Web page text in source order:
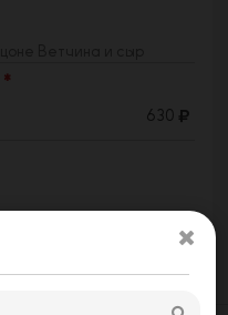
630